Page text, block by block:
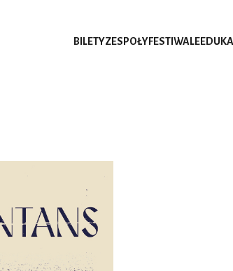
BILETYZESPOŁYFESTIWALE